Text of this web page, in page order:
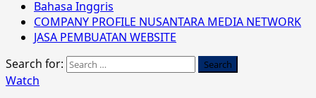
Bahasa Inggris
COMPANY PROFILE NUSANTARA MEDIA NETWORK
JASA PEMBUATAN WEBSITE
Search for:
Watch